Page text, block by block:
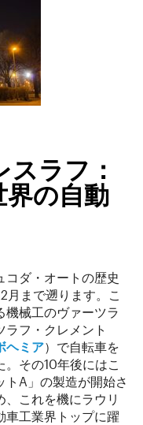
ラフ：
界の自動
コダ・オートの歴史
月まで遡ります。こ
機械工のヴァーツラ
フ・クレメント
ヘミア）で自転車を
その10年後にはこ
トA」の製造が開始さ
これを機にラウリ
車工業界トップに躍